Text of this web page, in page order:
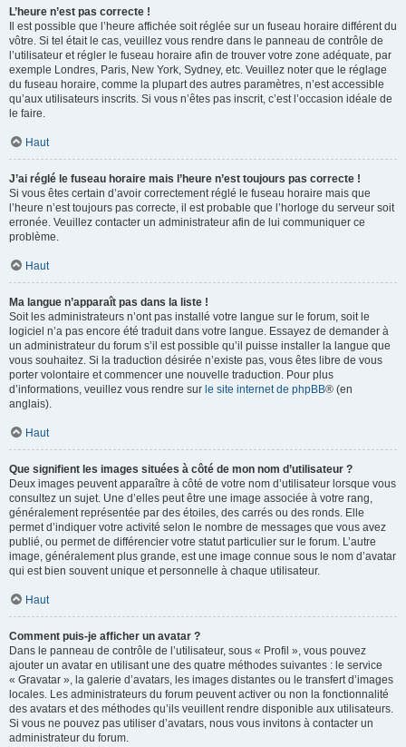
L’heure n’est pas correcte !
Il est possible que l’heure affichée soit réglée sur un fuseau horaire différent du
vôtre. Si tel était le cas, veuillez vous rendre dans le panneau de contrôle de
l’utilisateur et régler le fuseau horaire afin de trouver votre zone adéquate, par
exemple Londres, Paris, New York, Sydney, etc. Veuillez noter que le réglage
du fuseau horaire, comme la plupart des autres paramètres, n’est accessible
qu’aux utilisateurs inscrits. Si vous n’êtes pas inscrit, c’est l’occasion idéale de
le faire.
Haut
J’ai réglé le fuseau horaire mais l’heure n’est toujours pas correcte !
Si vous êtes certain d’avoir correctement réglé le fuseau horaire mais que
l’heure n’est toujours pas correcte, il est probable que l’horloge du serveur soit
erronée. Veuillez contacter un administrateur afin de lui communiquer ce
problème.
Haut
Ma langue n’apparaît pas dans la liste !
Soit les administrateurs n’ont pas installé votre langue sur le forum, soit le
logiciel n’a pas encore été traduit dans votre langue. Essayez de demander à
un administrateur du forum s’il est possible qu’il puisse installer la langue que
vous souhaitez. Si la traduction désirée n’existe pas, vous êtes libre de vous
porter volontaire et commencer une nouvelle traduction. Pour plus
d’informations, veuillez vous rendre sur le site internet de phpBB® (en
anglais).
Haut
Que signifient les images situées à côté de mon nom d’utilisateur ?
Deux images peuvent apparaître à côté de votre nom d’utilisateur lorsque vous
consultez un sujet. Une d’elles peut être une image associée à votre rang,
généralement représentée par des étoiles, des carrés ou des ronds. Elle
permet d’indiquer votre activité selon le nombre de messages que vous avez
publié, ou permet de différencier votre statut particulier sur le forum. L’autre
image, généralement plus grande, est une image connue sous le nom d’avatar
qui est bien souvent unique et personnelle à chaque utilisateur.
Haut
Comment puis-je afficher un avatar ?
Dans le panneau de contrôle de l’utilisateur, sous « Profil », vous pouvez
ajouter un avatar en utilisant une des quatre méthodes suivantes : le service
« Gravatar », la galerie d’avatars, les images distantes ou le transfert d’images
locales. Les administrateurs du forum peuvent activer ou non la fonctionnalité
des avatars et des méthodes qu’ils veuillent rendre disponible aux utilisateurs.
Si vous ne pouvez pas utiliser d’avatars, nous vous invitons à contacter un
administrateur du forum.